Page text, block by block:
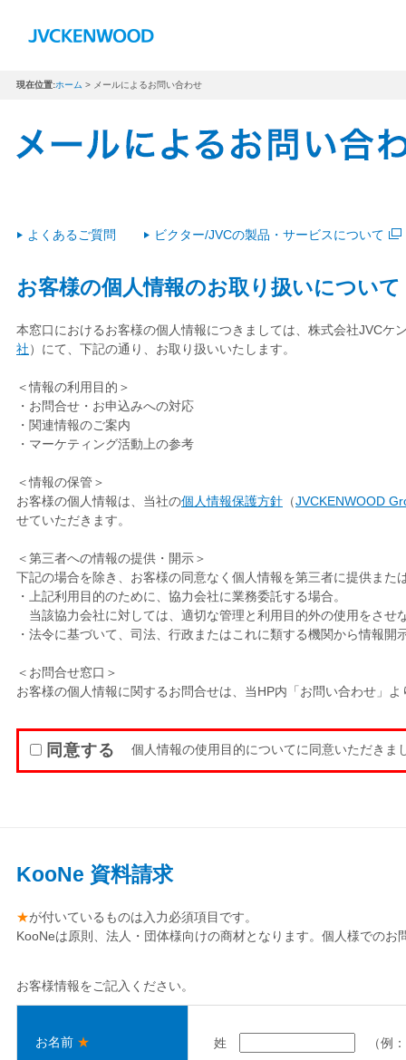
現在位置:ホーム > メールによるお問い合わせ
よくあるご質問 ビクター/JVCの製品・サービスについて
お客様の個人情報のお取り扱いについて
本窓口におけるお客様の個人情報につきましては、株式会社JVCケ
社）にて、下記の通り、お取り扱いいたします。
＜情報の利用目的＞
・お問合せ・お申込みへの対応
・関連情報のご案内
・マーケティング活動上の参考
＜情報の保管＞
お客様の個人情報は、当社の個人情報保護方針 （JVCKENWOOD
せていただきます。
＜第三者への情報の提供・開示＞
下記の場合を除き、お客様の同意なく個人情報を第三者に提供また
・上記利用目的のために、協力会社に業務委託する場合。
当該協力会社に対しては、適切な管理と利用目的外の使用をさせ
・法令に基づいて、司法、行政またはこれに類する機関から情報開
＜お問合せ窓口＞
お客様の個人情報に関するお問合せは、当HP内「お問い合わせ」
同意する 個人情報の使用目的についてに同意いただき
KooNe 資料請求
★が付いているものは入力必須項目です。
KooNeは原則、法人・団体様向けの商材となります。個人様でのお
お客様情報をご記入ください。
お名前 ★ 姓 （例